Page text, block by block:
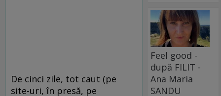
De cinci zile, tot caut (pe
site-uri, în presă, pe
Feel good -
după FILIT -
Ana Maria
SANDU